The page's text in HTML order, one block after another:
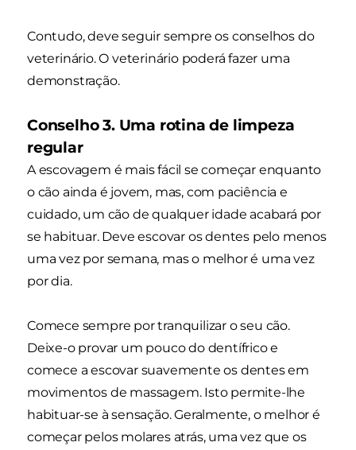
Contudo, deve seguir sempre os conselhos do
veterinário. O veterinário poderá fazer uma
demonstração.
Conselho 3. Uma rotina de limpeza
regular
A escovagem é mais fácil se começar enquanto
o cão ainda é jovem, mas, com paciência e
cuidado, um cão de qualquer idade acabará por
se habituar. Deve escovar os dentes pelo menos
uma vez por semana, mas o melhor é uma vez
por dia.
Comece sempre por tranquilizar o seu cão.
Deixe-o provar um pouco do dentífrico e
comece a escovar suavemente os dentes em
movimentos de massagem. Isto permite-lhe
habituar-se à sensação. Geralmente, o melhor é
começar pelos molares atrás, uma vez que os